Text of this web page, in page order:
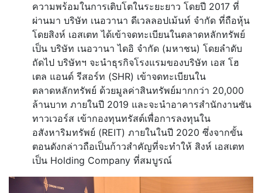
ความพร้อมในการเติบโตในระยะยาว โดยปี 2017 ที่
ผ่านมา บริษัท เนอวานา ดีเวลลอปเม้นท์ จำกัด ที่ถือหุ้น
โดยสิงห์ เอสเตท ได้เข้าจดทะเบียนในตลาดหลักทรัพย์
เป็น บริษัท เนอวานา ไดอิ จำกัด (มหาชน) โดยลำดับ
ถัดไป บริษัทฯ จะนำธุรกิจโรงแรมของบริษัท เอส โฮ
เตล แอนด์ รีสอร์ท (SHR) เข้าจดทะเบียนใน
ตลาดหลักทรัพย์ ด้วยมูลค่าสินทรัพย์มากกว่า 20,000
ล้านบาท ภายในปี 2019 และจะนำอาคารสำนักงานซัน
ทาวเวอร์ส เข้ากองทุนทรัสต์เพื่อการลงทุนใน
อสังหาริมทรัพย์ (REIT) ภายในในปี 2020 ซึ่งจากขั้น
ตอนดังกล่าวถือเป็นก้าวสำคัญที่จะทำให้ สิงห์ เอสเตท
เป็น Holding Company ที่สมบูรณ์